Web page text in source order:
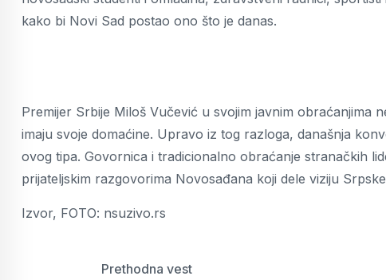
kako bi Novi Sad postao ono što je danas.
Premijer Srbije Miloš Vučević u svojim javnim obraćanjima
imaju svoje domaćine. Upravo iz tog razloga, današnja
ovog tipa. Govornica i tradicionalno obraćanje stranačkih
prijateljskim razgovorima Novosađana koji dele viziju
Izvor, FOTO: nsuzivo.rs
Prethodna vest